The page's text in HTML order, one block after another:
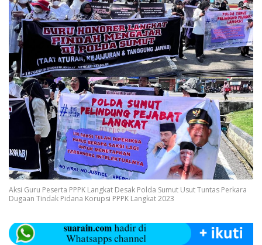
Aksi Guru Peserta PPPK Langkat Desak Polda Sumut Usut Tuntas Perkara
Dugaan Tindak Pidana Korupsi PPPK Langkat 2023